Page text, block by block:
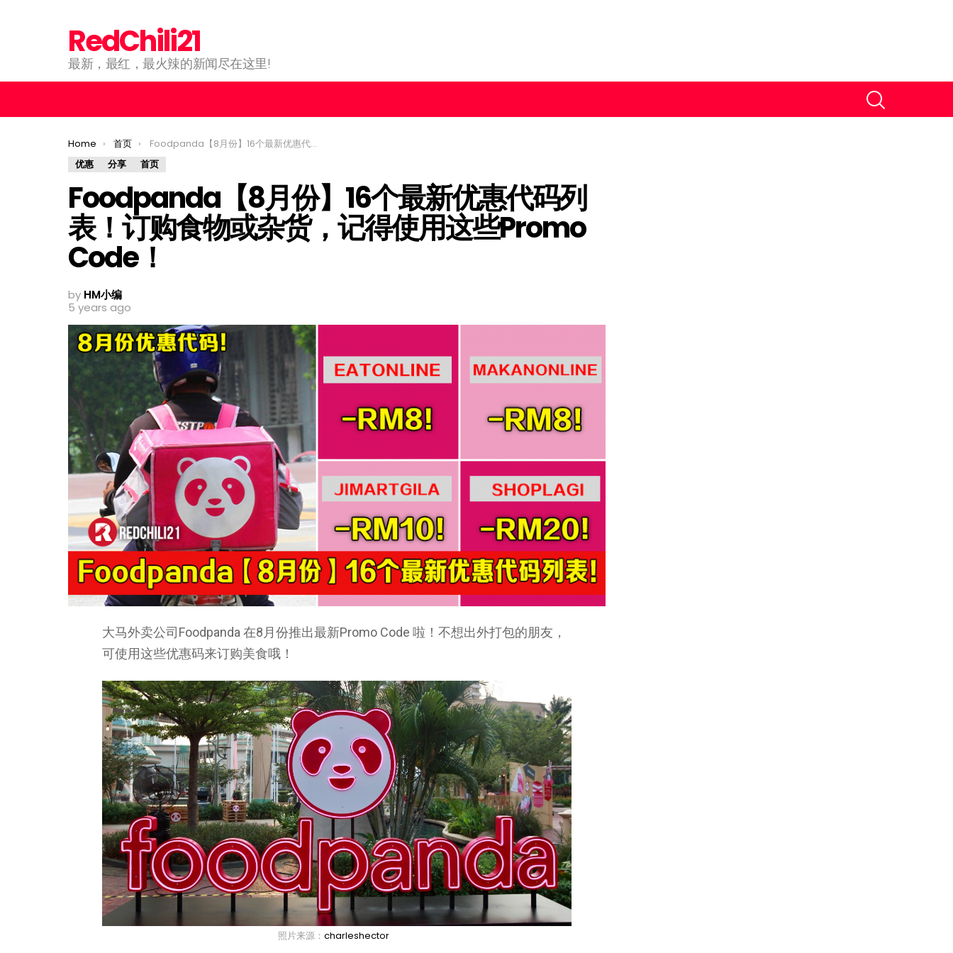
RedChili21
最新，最红，最火辣的新闻尽在这里!
You are here:
Home 首页
Foodpanda【8月份】16个最新优惠代码列表！订购食物或杂货，记得使用这些Promo Code！
优惠
分享 首页
Foodpanda【8月份】16个最新优惠代码列
表！订购食物或杂货，记得使用这些Promo
Code！
by HM小编
5 years ago
大马外卖公司Foodpanda 在8月份推出最新Promo Code 啦！不想出外打包的朋友，
可使用这些优惠码来订购美食哦！
照片来源： charleshector